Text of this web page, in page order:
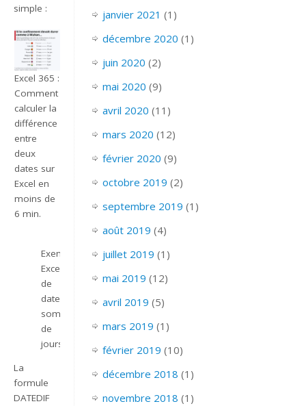
simple :
Excel 365 :
Comment
calculer la
différence
entre
deux
dates sur
Excel en
moins de
6 min.
Exemple
Excel
de
date
somme
de
jours
La
formule
DATEDIF
janvier 2021 (1)
décembre 2020 (1)
juin 2020 (2)
mai 2020 (9)
avril 2020 (11)
mars 2020 (12)
février 2020 (9)
octobre 2019 (2)
septembre 2019 (1)
août 2019 (4)
juillet 2019 (1)
mai 2019 (12)
avril 2019 (5)
mars 2019 (1)
février 2019 (10)
décembre 2018 (1)
novembre 2018 (1)